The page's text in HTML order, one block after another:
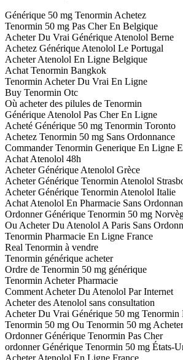
Générique 50 mg Tenormin Achetez
Tenormin 50 mg Pas Cher En Belgique
Acheter Du Vrai Générique Atenolol Berne
Achetez Générique Atenolol Le Portugal
Acheter Atenolol En Ligne Belgique
Achat Tenormin Bangkok
Tenormin Acheter Du Vrai En Ligne
Buy Tenormin Otc
Où acheter des pilules de Tenormin
Générique Atenolol Pas Cher En Ligne
Acheté Générique 50 mg Tenormin Toronto
Achetez Tenormin 50 mg Sans Ordonnance
Commander Tenormin Generique En Ligne
Achat Atenolol 48h
Acheter Générique Atenolol Grèce
Acheter Générique Tenormin Atenolol
Acheter Générique Tenormin Atenolol Italie
Achat Atenolol En Pharmacie Sans
Ordonner Générique Tenormin 50 mg
Ou Acheter Du Atenolol A Paris Sans
Tenormin Pharmacie En Ligne France
Real Tenormin à vendre
Tenormin générique acheter
Ordre de Tenormin 50 mg générique
Tenormin Acheter Pharmacie
Comment Acheter Du Atenolol Par Internet
Acheter des Atenolol sans consultation
Acheter Du Vrai Générique 50 mg Tenormin
Tenormin 50 mg Ou Tenormin 50 mg Acheter
Ordonner Générique Tenormin Pas Cher
ordonner Générique Tenormin 50 mg États-
Acheter Atenolol En Ligne France